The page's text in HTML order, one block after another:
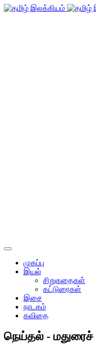
முகப்பு
இயல்
சிறுகதைகள்
கட்டுரைகள்
இசை
நாடகம்
கவிதை
நெய்தல் -